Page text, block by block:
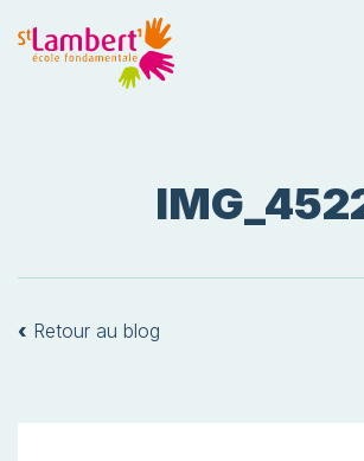
‹ Retour au blog